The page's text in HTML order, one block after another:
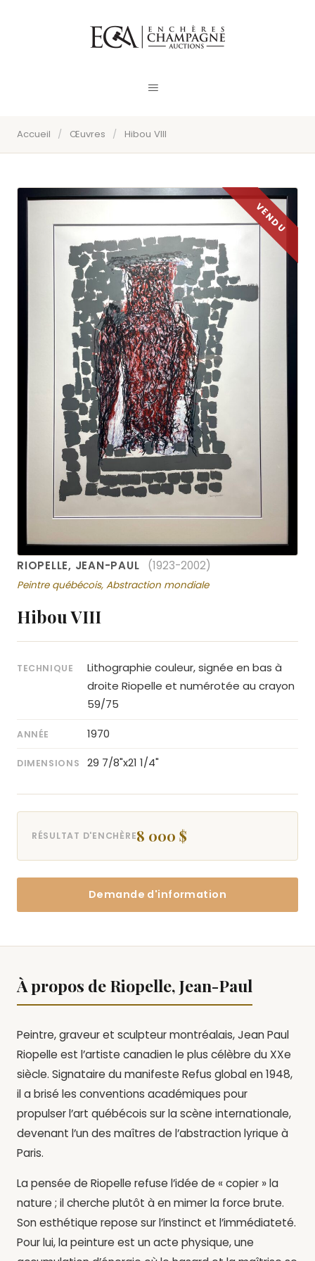
Accueil / Œuvres / Hibou VIII
RIOPELLE, JEAN-PAUL (1923-2002)
Peintre québécois, Abstraction mondiale
Hibou VIII
TECHNIQUE
Lithographie couleur, signée en bas à
droite Riopelle et numérotée au crayon
59/75
ANNÉE 1970
DIMENSIONS 29 7/8"x21 1/4"
RÉSULTAT D'ENCHÈRE8 000 $
Demande d'information
À propos de Riopelle, Jean-Paul
Peintre, graveur et sculpteur montréalais, Jean Paul
Riopelle est l’artiste canadien le plus célèbre du XXe
siècle. Signataire du manifeste Refus global en 1948,
il a brisé les conventions académiques pour
propulser l’art québécois sur la scène internationale,
devenant l’un des maîtres de l’abstraction lyrique à
Paris.
La pensée de Riopelle refuse l’idée de « copier » la
nature ; il cherche plutôt à en mimer la force brute.
Son esthétique repose sur l’instinct et l’immédiateté.
Pour lui, la peinture est un acte physique, une